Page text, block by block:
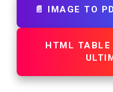
📄 IMAGE TO
HTML TABLE